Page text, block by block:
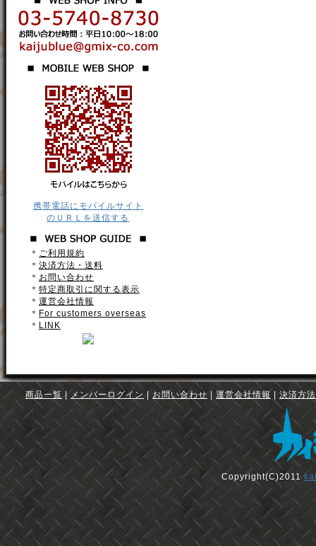
携帯電話にモバイルサイト
のＵＲＬを送信する
＊ ご利用規約
＊ 決済方法・送料
＊ お問い合わせ
＊ 特定商取引に関する表示
＊ 運営会社情報
＊ For customers overseas
＊ LINK
商品一覧 メンバーログイン お問い合わせ 運営会社情報 決済方
Copyright(C)2011